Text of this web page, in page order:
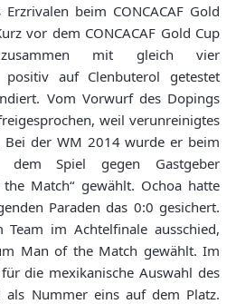
beim CONCACAF Gold
vor dem CONCACAF Gold Cup
mit gleich vier
positiv auf Clenbuterol getestet
Vom Vorwurf des Dopings
weil verunreinigtes
Bei der WM 2014 wurde er beim
dem Spiel gegen Gastgeber
Match“ gewählt. Ochoa hatte
Paraden das 0:0 gesichert.
im Achtelfinale ausschied,
Man of the Match gewählt. Im
die mexikanische Auswahl des
als Nummer eins auf dem Platz.